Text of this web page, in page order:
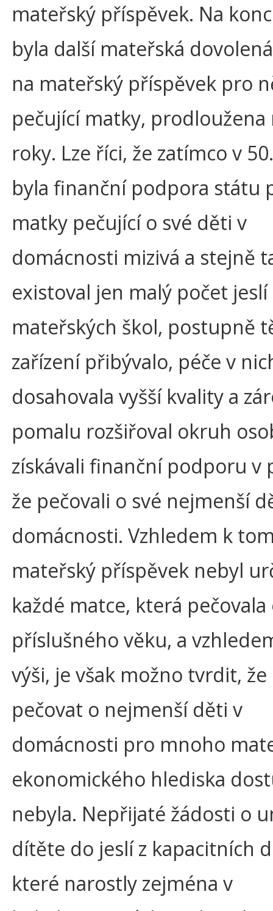
mateřský příspěvek. Na
byla další mateřská
na mateřský příspěvek pro
pečující matky, prodloužena
roky. Lze říci, že zatímco v
byla finanční podpora státu
matky pečující o své děti v
domácnosti mizivá a stejně
existoval jen malý počet jeslí
mateřských škol, postupně
zařízení přibývalo, péče v
dosahovala vyšší kvality a
pomalu rozšiřoval okruh
získávali finanční podporu v
že pečovali o své nejmenší
domácnosti. Vzhledem k
mateřský příspěvek nebyl
každé matce, která
příslušného věku, a
výši, je však možno tvrdit,
pečovat o nejmenší děti v
domácnosti pro mnoho
ekonomického hlediska
nebyla. Nepřijaté žádosti o
dítěte do jeslí z kapacitních
které narostly zejména v